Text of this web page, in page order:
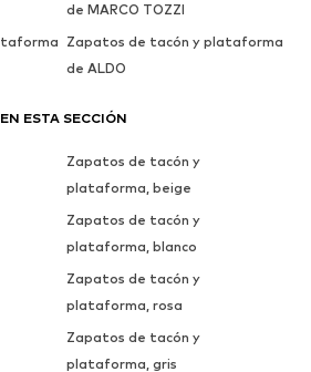
de MARCO TOZZI
Zapatos de tacón y plataforma
de ALDO
ESTA SECCIÓN
Zapatos de tacón y
plataforma, beige
Zapatos de tacón y
plataforma, blanco
Zapatos de tacón y
plataforma, rosa
Zapatos de tacón y
plataforma, gris